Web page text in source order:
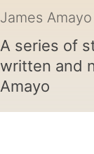
James Amayo
A series of
written and
Amayo